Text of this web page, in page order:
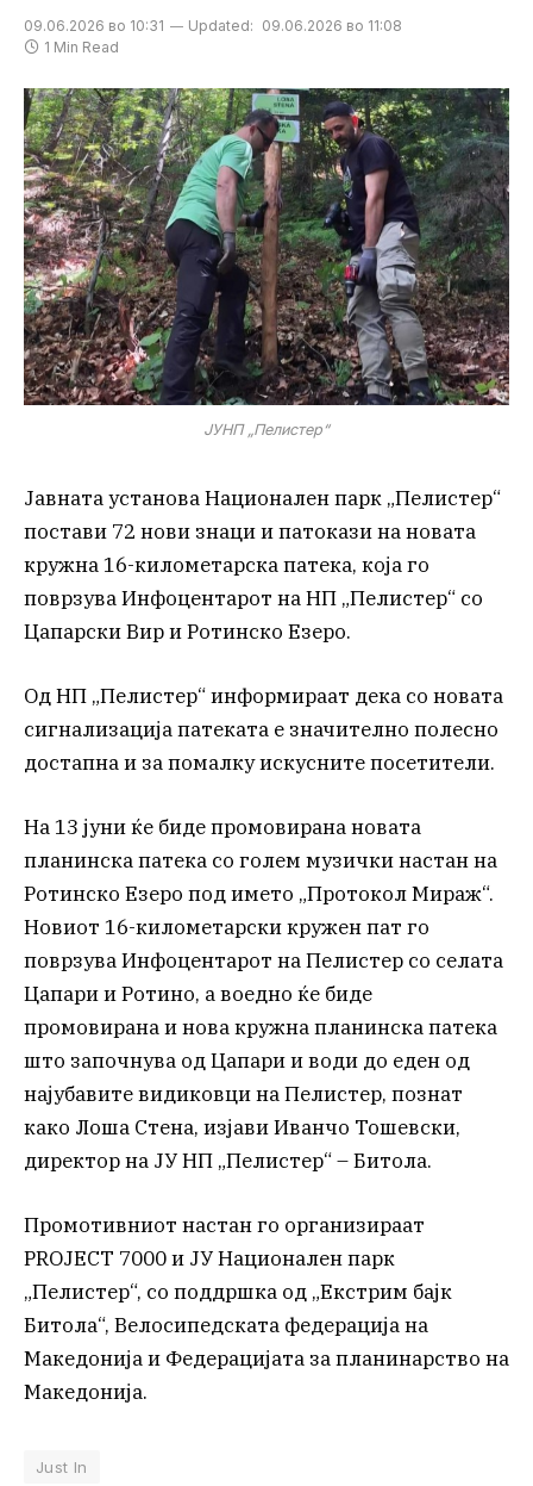
09.06.2026 во 10:31 Updated: 09.06.2026 во 11:08
1 Min Read
ЈУНП „Пелистер“
Јавната установа Национален парк „Пелистер“
постави 72 нови знаци и патокази на новата
кружна 16-километарска патека, која го
поврзува Инфоцентарот на НП „Пелистер“ со
Цапарски Вир и Ротинско Езеро.
Од НП „Пелистер“ информираат дека со новата
сигнализација патеката е значително полесно
достапна и за помалку искусните посетители.
На 13 јуни ќе биде промовирана новата
планинска патека со голем музички настан на
Ротинско Езеро под името „Протокол Мираж“.
Новиот 16-километарски кружен пат го
поврзува Инфоцентарот на Пелистер со селата
Цапари и Ротино, а воедно ќе биде
промовирана и нова кружна планинска патека
што започнува од Цапари и води до еден од
најубавите видиковци на Пелистер, познат
како Лоша Стена, изјави Иванчо Тошевски,
директор на ЈУ НП „Пелистер“ – Битола.
Промотивниот настан го организираат
PROJECT 7000 и ЈУ Национален парк
„Пелистер“, со поддршка од „Екстрим бајк
Битола“, Велосипедската федерација на
Македонија и Федерацијата за планинарство на
Македонија.
Just In